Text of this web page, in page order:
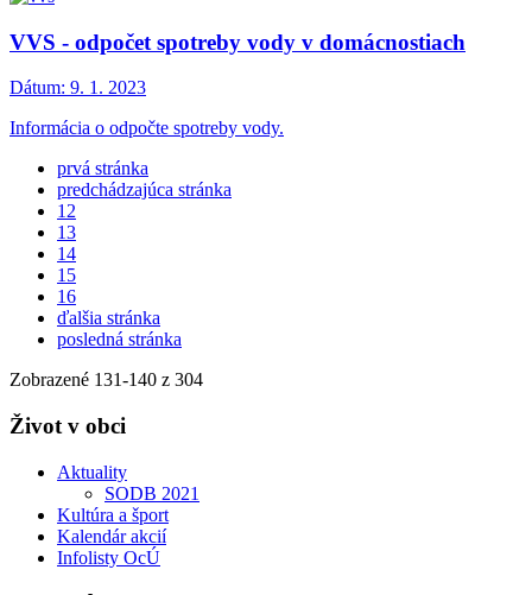
VVS - odpočet spotreby vody v domácnostiach
Dátum: 9. 1. 2023
Informácia o odpočte spotreby vody.
prvá stránka
predchádzajúca stránka
12
13
14
15
16
ďalšia stránka
posledná stránka
Zobrazené 131-140 z 304
Život v obci
Aktuality
SODB 2021
Kultúra a šport
Kalendár akcií
Infolisty OcÚ